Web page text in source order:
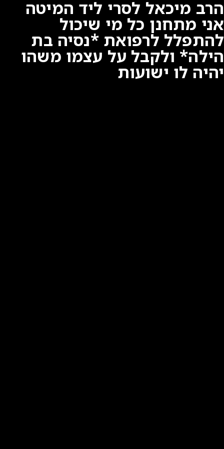
הרב מיכאל לסרי ליד המיטה
אני מתחנן כל מי שיכול
להתפלל לרפואת *נסיה בת
הילה* ולקבל על עצמו משהו
יהיה לו ישועות